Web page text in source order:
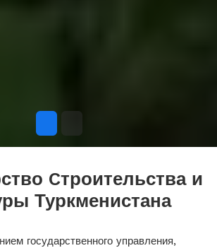
Cтроительства и
Туркменистана
государственного управления,